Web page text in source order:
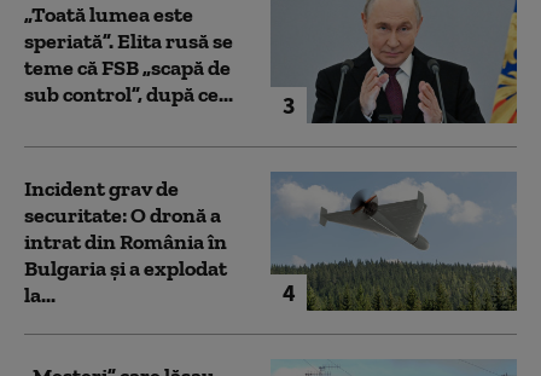
3
„Toată lumea este
speriată”. Elita rusă se
teme că FSB „scapă de
sub control”, după ce...
4
Incident grav de
securitate: O dronă a
intrat din România în
Bulgaria şi a explodat
la...